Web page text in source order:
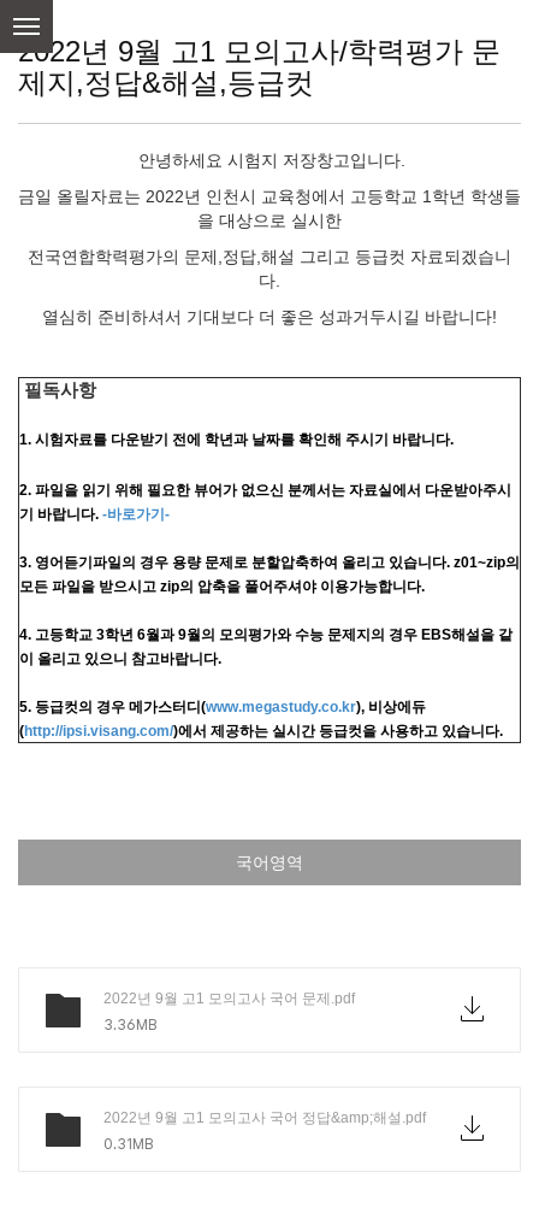
content
2022년 9월 고1 모의고사/학력평가 문
제지,정답&해설,등급컷
안녕하세요 시험지 저장창고입니다.
금일 올릴자료는 2022년 인천시 교육청에서 고등학교 1학년 학생들
을 대상으로 실시한
전국연합학력평가의 문제,정답,해설 그리고 등급컷 자료되겠습니
다.
열심히 준비하셔서 기대보다 더 좋은 성과거두시길 바랍니다!
필독사항
1. 시험자료를 다운받기 전에 학년과 날짜를 확인해 주시기 바랍니다.
2. 파일을 읽기 위해 필요한 뷰어가 없으신 분께서는 자료실에서 다운받아주시
기 바랍니다. -바로가기-
3. 영어듣기파일의 경우 용량 문제로 분할압축하여 올리고 있습니다. z01~zip의
모든 파일을 받으시고 zip의 압축을 풀어주셔야 이용가능합니다.
4. 고등학교 3학년 6월과 9월의 모의평가와 수능 문제지의 경우 EBS해설을 같
이 올리고 있으니 참고바랍니다.
5. 등급컷의 경우 메가스터디(www.megastudy.co.kr), 비상에듀
(http://ipsi.visang.com/)에서 제공하는 실시간 등급컷을 사용하고 있습니다.
국어영역
2022년 9월 고1 모의고사 국어 문제.pdf
3.36MB
2022년 9월 고1 모의고사 국어 정답&amp;해설.pdf
0.31MB